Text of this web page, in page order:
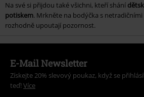
Na své si přijdou také všichni, kteří shání
potiskem. Mrkněte na bodýčka s
rozhodně upoutají pozornost.
E-Mail Newsletter
Získejte 20% slevový poukaz, když se
teď! Více